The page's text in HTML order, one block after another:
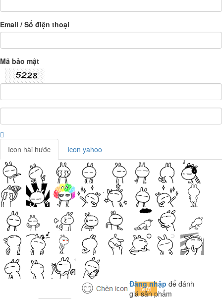
Email / Số điện thoại
Mã bảo mật
Icon hài hước Icon yahoo
Đăng nhập để đánh
giá sản phẩm